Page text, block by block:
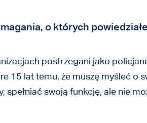
o których
postrzegani jako
15 lat temu, że muszę myśleć o
swoją funkcję, ale nie